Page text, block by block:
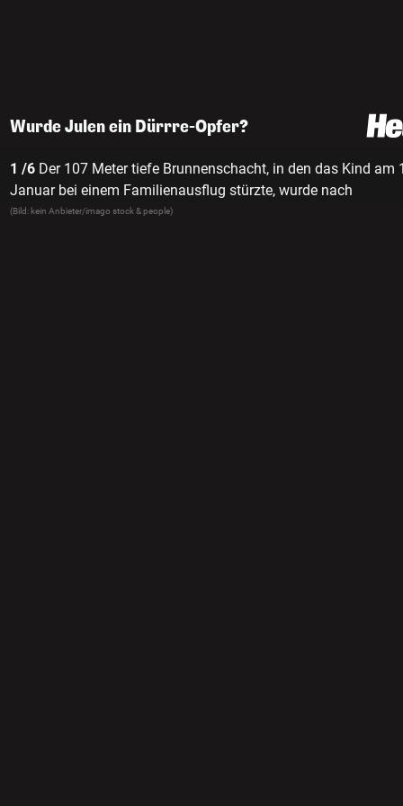
Wurde Julen ein Dürrre-Opfer?
1 /6 Der 107 Meter tiefe Brunnenschacht, in den das Kind am
Januar bei einem Familienausflug stürzte, wurde nach
Behördenangaben auf der Suche nach Wasser ohne
(Bild: kein Anbieter/imago stock & people)